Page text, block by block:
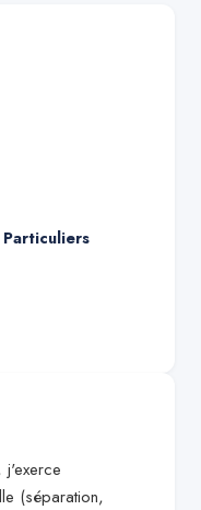
Particuliers
j'exerce
(séparation,